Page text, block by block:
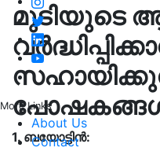
More Links
About Us
Contact
മുടിയുടെ
1. ബയോട്ടിൻ: